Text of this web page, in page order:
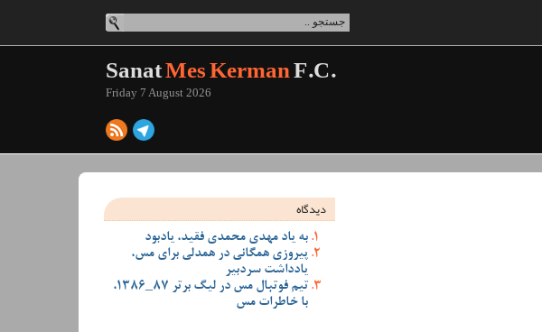
SanatMes KermanF.C.
Friday 7 August 2026
دیدگاه
به یاد مهدی محمدی فقید، یادبود
پیروزی همگانی در همدلی برای مس،
یادداشت سردبیر
تیم فوتبال مس در لیگ برتر 87_1386،
با خاطرات مس